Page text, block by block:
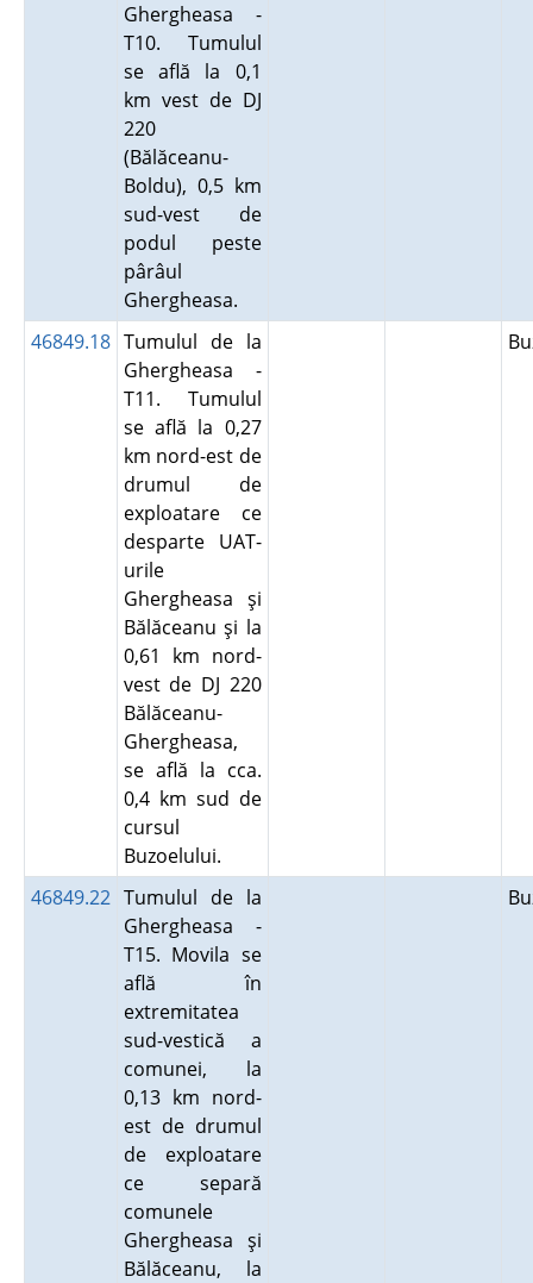
Ghergheasa -
T10. Tumulul
se află la 0,1
km vest de DJ
220
(Bălăceanu-
Boldu), 0,5 km
sud-vest de
podul peste
pârâul
Ghergheasa.
46849.18 Tumulul de la
Ghergheasa -
T11. Tumulul
se află la 0,27
km nord-est de
drumul de
exploatare ce
desparte UAT-
urile
Ghergheasa şi
Bălăceanu şi la
0,61 km nord-
vest de DJ 220
Bălăceanu-
Ghergheasa,
se află la cca.
0,4 km sud de
cursul
Buzoelului.
46849.22 Tumulul de la
Ghergheasa -
T15. Movila se
află în
extremitatea
sud-vestică a
comunei, la
0,13 km nord-
est de drumul
de exploatare
ce separă
comunele
Ghergheasa şi
Bălăceanu, la